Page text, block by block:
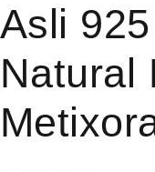
Asli
Natural